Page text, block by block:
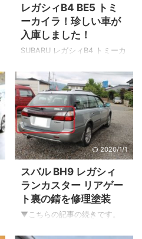
レガシィB4 BE5 トミ
ーカイラ！珍しい車が
入庫しました！
SUBARU レガシィB4 トミーカ
台 ▲ラジエターグリルにB4 ト
ミーカイラコンプリート300台
限定車！ ▲ボンネットにトミ
ーカイラの亀さんエンブレ
ム！ ▲トランク後方右側にB4
と2.2リットル使用のトミーカ
イラエンブレム。 ▲トランク
後方左側にトミーカイラエン
ブレム ん～～(*_*) レアです！
全体のクルマの画像は修理が
終わったら後日ブログでご紹
介します。 先ずはステップ部
う！ サイドステップの補修
2020/1/1
スバル BH9 レガシィ
ランカスター リアゲー
ト裏の錆を修理塗装
▼こちらの記事の続きです。